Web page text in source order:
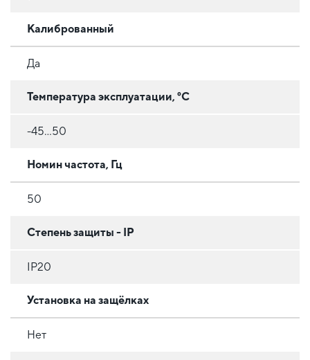
Калиброванный
Да
Температура эксплуатации, °C
-45...50
Номин частота, Гц
50
Степень защиты - IP
IP20
Установка на защёлках
Нет